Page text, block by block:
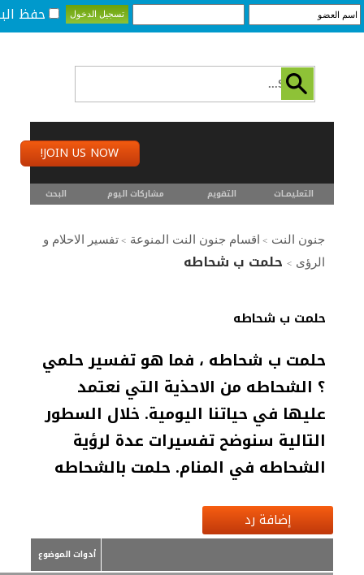
حفظ
JOIN US NOW!
التعليمـــات التقويم مشاركات اليوم البحث
جنون النت > اقسام جنون النت المنوعة > تفسير الاحلام و
الرؤى > حلمت ب شحاطه
حلمت ب شحاطه
حلمت ب شحاطه ، فما هو تفسير حلمي
؟ الشحاطه من الاحذية التي نعتمد
عليها في حياتنا اليومية. خلال السطور
التالية سنوضح تفسيرات عدة لرؤية
الشحاطه في المنام. حلمت بالشحاطه
إضافة رد
أدوات الموضوع